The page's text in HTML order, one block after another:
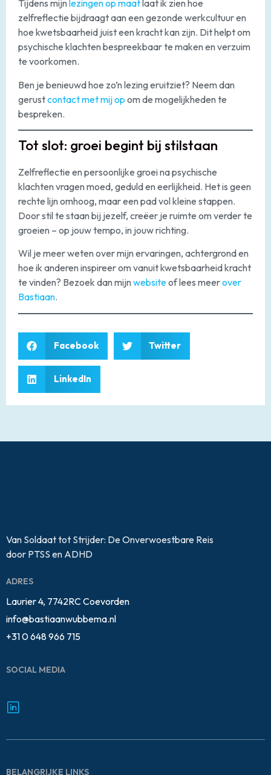
Tijdens mijnlezingen op maatlaat ik zien hoe
zelfreflectie bijdraagt aan een gezonde werkcultuur en
hoe kwetsbaarheid juist een kracht kan zijn. Dit helpt om
psychische klachten bespreekbaar te maken en verzuim
te voorkomen.
Ben je benieuwd hoe zo’n lezing eruitziet? Neem dan
gerustcontact met mij op om de mogelijkheden te
bespreken.
Tot slot: groei begint bij stilstaan
Zelfreflectie en persoonlijke groei na psychische
klachten vragen moed, geduld en eerlijkheid. Het is geen
rechte lijn omhoog, maar een pad vol kleine stappen.
Door stil te staan bij jezelf, creëer je ruimte om verder te
groeien – op jouw tempo, in jouw richting.
Wil je meer weten over mijn ervaringen, achtergrond en
hoe ik anderen inspireer om vanuit kwetsbaarheid kracht
te vinden? Bezoek dan mijnwebsiteof lees meerover
Bastiaan.
Facebook Twitter
LinkedIn
Van Soldaat tot Strijder: De Onverwoestbare Reis
door PTSS en ADHD
ADRES
Laurier 4, 7742RC Coevorden
info@bastiaanwubbema.nl
+31 0 648 966 715
SOCIAL MEDIA
BELANGRIJKE LINKS